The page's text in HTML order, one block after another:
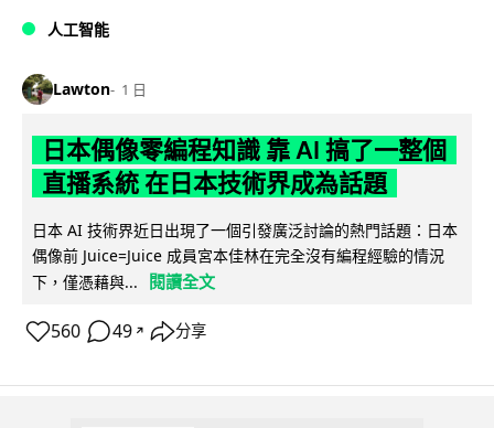
人工智能
Lawton 1 日
日本偶像零編程知識 靠 AI 搞了一整個
直播系統 在日本技術界成為話題
日本 AI 技術界近日出現了一個引發廣泛討論的熱門話題：日本
偶像前 Juice=Juice 成員宮本佳林在完全沒有編程經驗的情況
下，僅憑藉與...
閱讀全文
560 49 ↗ 分享